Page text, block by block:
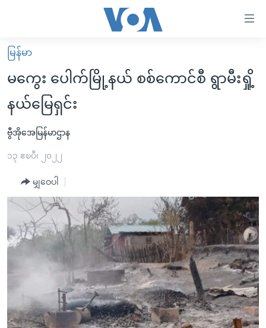
လွယ်ကူ
စေ
သည့်
Link
များ
ပင်မ
ကျော်
ရန်
စာမျက်နှာ
သို့
မူလစာမျက်နှာ
မြန်မာ
ကမ္ဘာ့သတင်းများ
နိုင်ငံတကာ
အစ္စရေး-ပါလက်စတိုင်း
ဗွီဒီယို
အင်္ဂလိပ်စာလေ့လာမယ်
အမေရိကန်သုံးအီဒီယံ
မကြေးမုံရဲ့ အင်္ဂလိပ်စာ
ရုပ်ရှင်ထဲက အင်္ဂလိပ်စာ
သုတပဒေသာ အင်္ဂလိပ်စာ
အပတ်စဉ်ကဏ္ဍများ
ရေဒီယို
ရေဒီယိုနှင့်ရုပ်သံ အချက်အလက်များ
ရေဒီယို/တီဗွီအစီအစဉ်
Learning English
ဗွီအိုအေ လူမှုကွန်ယက်များ
မြန်မာ
မကွေး ပေါက်မြို့နယ် စစ်ကောင်စီ ရွာမီးရှို့
နယ်မြေရှင်း
ဗွီအိုအေမြန်မာဌာန
၁၃ ဧၿပီ၊ ၂၀၂၂
မျှဝေပါ